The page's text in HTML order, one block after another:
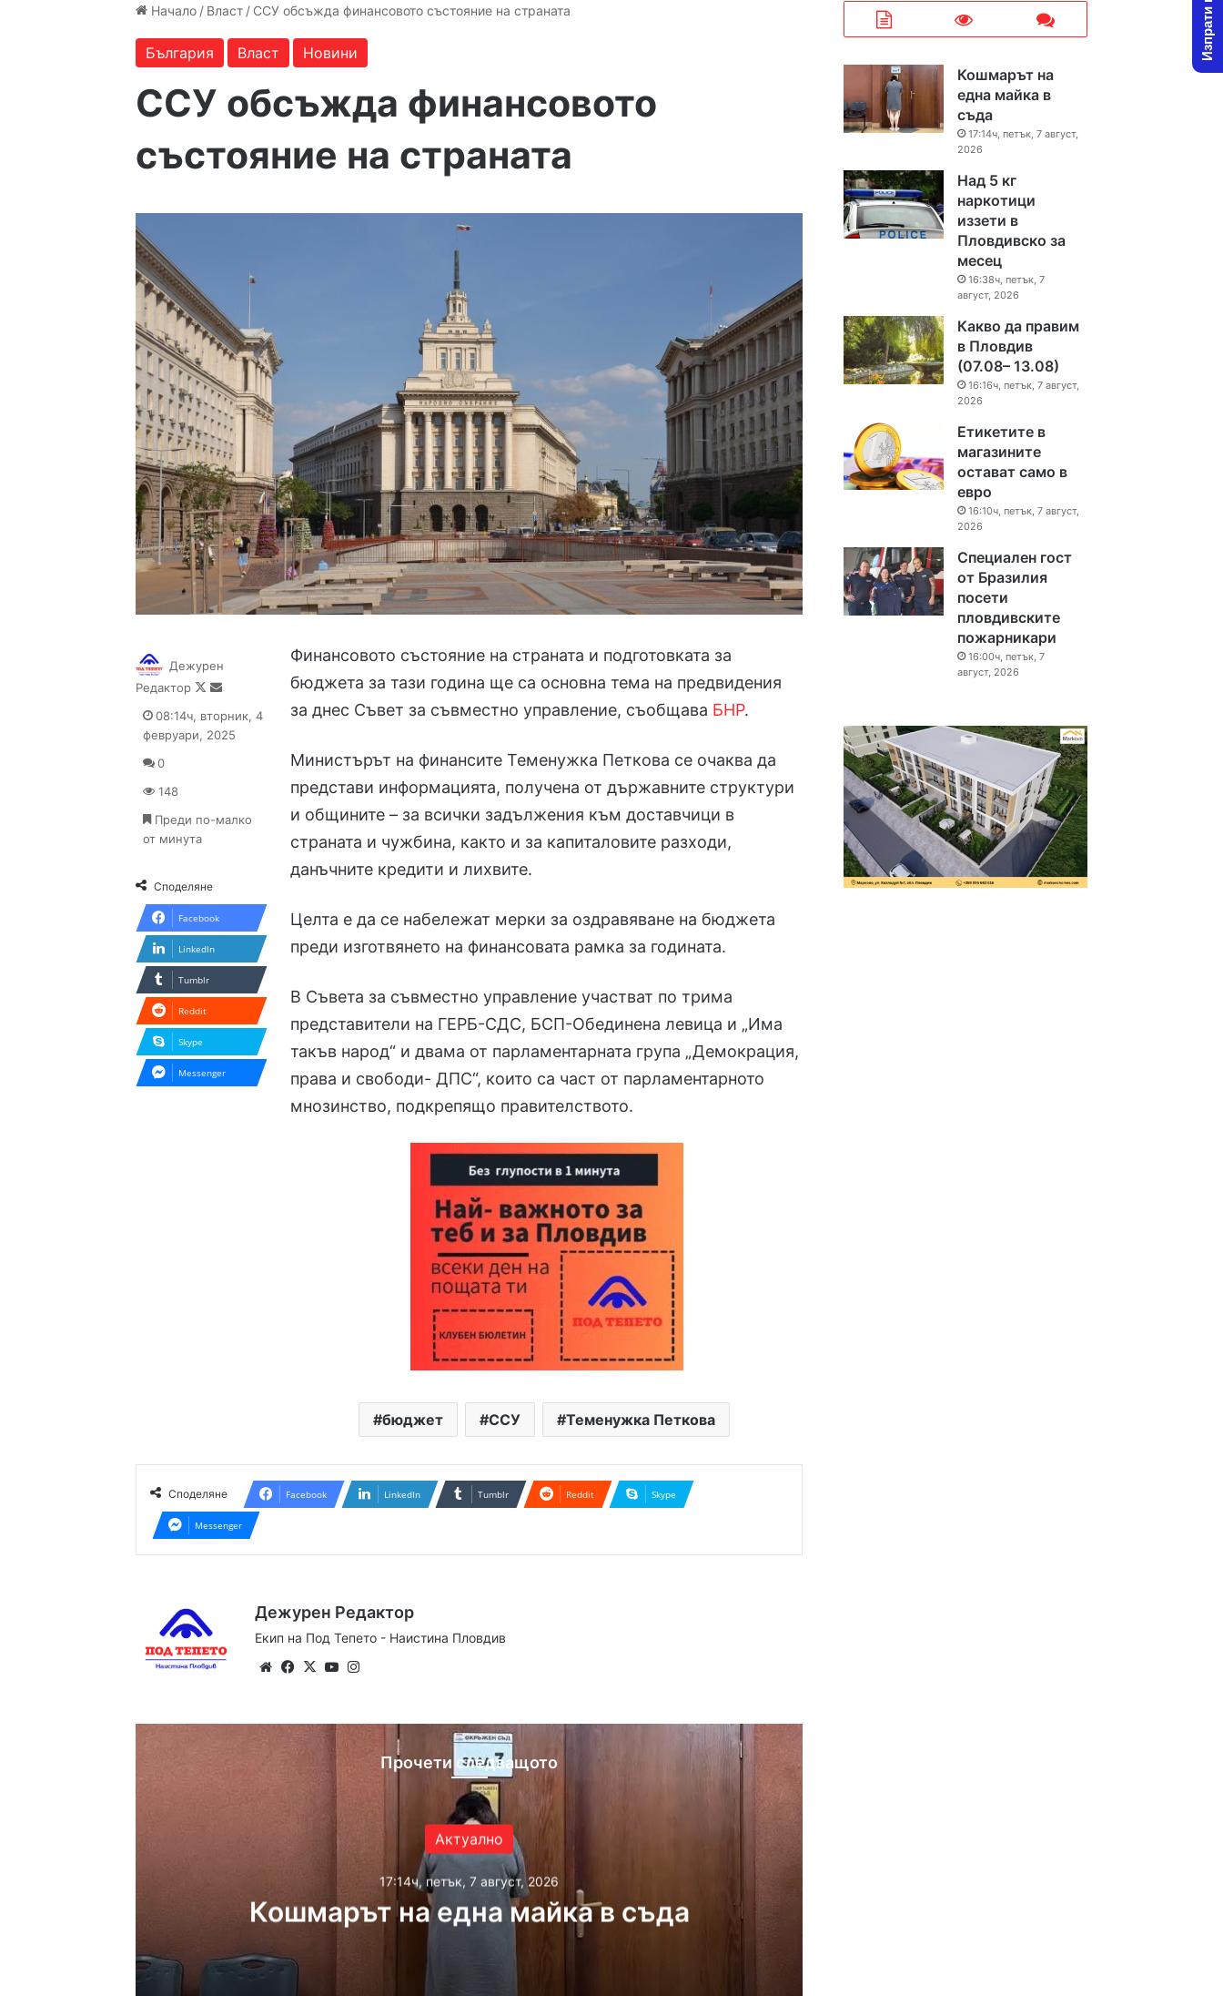
Начало / Власт / ССУ обсъжда финансовото състояние на страната
България Власт Новини
ССУ обсъжда финансовото
състояние на страната
Финансовото състояние на страната и подготовката за
бюджета за тази година ще са основна тема на предвидения
за днес Съвет за съвместно управление, съобщава БНР.
Министърът на финансите Теменужка Петкова се очаква да
представи информацията, получена от държавните структури
и общините – за всички задължения към доставчици в
страната и чужбина, както и за капиталовите разходи,
данъчните кредити и лихвите.
Целта е да се набележат мерки за оздравяване на бюджета
преди изготвянето на финансовата рамка за годината.
В Съвета за съвместно управление участват по трима
представители на ГЕРБ-СДС, БСП-Обединена левица и „Има
такъв народ“ и двама от парламентарната група „Демокрация,
права и свободи- ДПС“, които са част от парламентарното
мнозинство, подкрепящо правителството.
бюджет ССУ Теменужка Петкова
Дежурен
Редактор
Follow
X
Send
email
08:14ч, вторник, 4
февруари, 2025
0
148
Преди по-малко
от минута
Споделяне
Facebook
LinkedIn
Tumblr
Reddit
Skype
Messenger
Споделяне Facebook LinkedIn Tumblr Reddit Skype
Messenger
Дежурен Редактор
Екип на Под Тепето - Наистина Пловдив
WebsiteFacebook
X YouTube
Прочети следващото
Актуално
17:14ч, петък, 7 август, 2026
Кошмарът на една майка в съда
Кошмарът на
една майка в
съда
17:14ч, петък, 7 август,
2026
Над 5 кг
наркотици
иззети в
Пловдивско за
месец
16:38ч, петък, 7
август, 2026
Какво да правим
в Пловдив
(07.08– 13.08)
16:16ч, петък, 7 август,
2026
Етикетите в
магазините
остават само в
евро
16:10ч, петък, 7 август,
2026
Специален гост
от Бразилия
посети
пловдивските
пожарникари
16:00ч, петък, 7
август, 2026